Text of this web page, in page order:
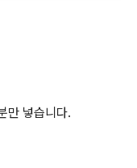
만 넣습니다.